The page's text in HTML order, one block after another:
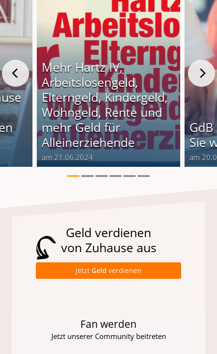
Mehr Hartz IV,
Arbeitslosengeld,
Elterngeld, Kindergeld,
Wohngeld, Rente und
mehr Geld für
Alleinerziehende
am 21.06.2024
Sie
am
Geld verdienen
von Zuhause aus
Jetzt Geld verdienen
Fan werden
Jetzt unserer Community beitreten